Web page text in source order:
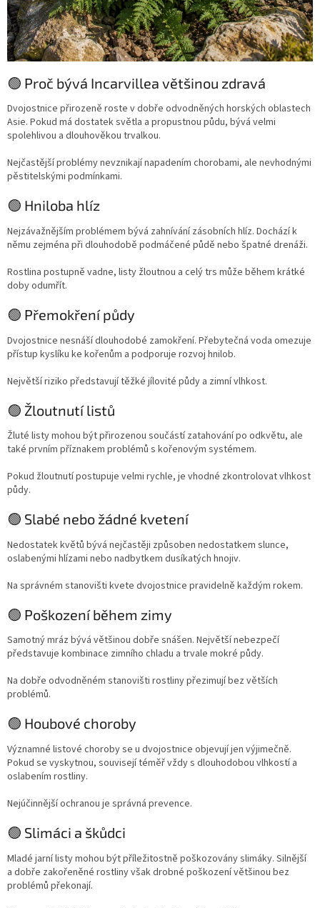
🟢 Proč bývá Incarvillea většinou zdravá
Dvojostnice přirozeně roste v dobře odvodněných horských oblastech
Asie. Pokud má dostatek světla a propustnou půdu, bývá velmi
spolehlivou a dlouhověkou trvalkou.
Nejčastější problémy nevznikají napadením chorobami, ale nevhodnými
pěstitelskými podmínkami.
🟢 Hniloba hlíz
Nejzávažnějším problémem bývá zahnívání zásobních hlíz. Dochází k
němu zejména při dlouhodobě podmáčené půdě nebo špatné drenáži.
Rostlina postupně vadne, listy žloutnou a celý trs může během krátké
doby odumřít.
🟢 Přemokření půdy
Dvojostnice nesnáší dlouhodobé zamokření. Přebytečná voda omezuje
přístup kyslíku ke kořenům a podporuje rozvoj hnilob.
Největší riziko představují těžké jílovité půdy a zimní vlhkost.
🟢 Žloutnutí listů
Žluté listy mohou být přirozenou součástí zatahování po odkvětu, ale
také prvním příznakem problémů s kořenovým systémem.
Pokud žloutnutí postupuje velmi rychle, je vhodné zkontrolovat vlhkost
půdy.
🟢 Slabé nebo žádné kvetení
Nedostatek květů bývá nejčastěji způsoben nedostatkem slunce,
oslabenými hlízami nebo nadbytkem dusíkatých hnojiv.
Na správném stanovišti kvete dvojostnice pravidelně každým rokem.
🟢 Poškození během zimy
Samotný mráz bývá většinou dobře snášen. Největší nebezpečí
představuje kombinace zimního chladu a trvale mokré půdy.
Na dobře odvodněném stanovišti rostliny přezimují bez větších
problémů.
🟢 Houbové choroby
Významné listové choroby se u dvojostnice objevují jen výjimečně.
Pokud se vyskytnou, souvisejí téměř vždy s dlouhodobou vlhkostí a
oslabením rostliny.
Nejúčinnější ochranou je správná prevence.
🟢 Slimáci a škůdci
Mladé jarní listy mohou být příležitostně poškozovány slimáky. Silnější
a dobře zakořeněné rostliny však drobné poškození většinou bez
problémů překonají.